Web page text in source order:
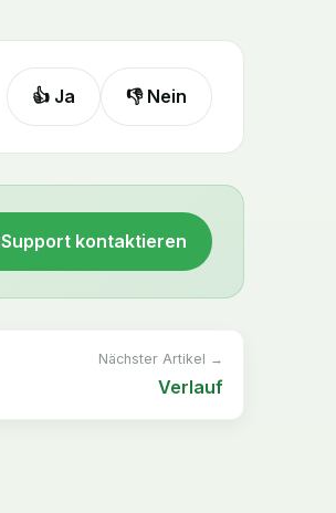
👍 Ja 👎 Nein
Support kontaktieren
Nächster Artikel →
Verlauf